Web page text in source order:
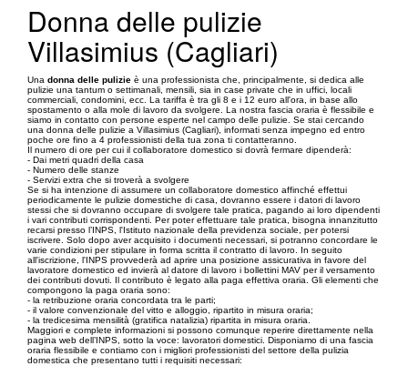
Donna delle pulizie
Villasimius (Cagliari)
Una donna delle pulizie è una professionista che, principalmente, si dedica alle
pulizie una tantum o settimanali, mensili, sia in case private che in uffici, locali
commerciali, condomini, ecc. La tariffa è tra gli 8 e i 12 euro all'ora, in base allo
spostamento o alla mole di lavoro da svolgere. La nostra fascia oraria è flessibile e
siamo in contatto con persone esperte nel campo delle pulizie. Se stai cercando
una donna delle pulizie a Villasimius (Cagliari), informati senza impegno ed entro
poche ore fino a 4 professionisti della tua zona ti contatteranno.
Il numero di ore per cui il collaboratore domestico si dovrà fermare dipenderà:
- Dai metri quadri della casa
- Numero delle stanze
- Servizi extra che si troverà a svolgere
Se si ha intenzione di assumere un collaboratore domestico affinché effettui
periodicamente le pulizie domestiche di casa, dovranno essere i datori di lavoro
stessi che si dovranno occupare di svolgere tale pratica, pagando ai loro dipendenti
i vari contributi corrispondenti. Per poter effettuare tale pratica, bisogna innanzitutto
recarsi presso l’INPS, l'Istituto nazionale della previdenza sociale, per potersi
iscrivere. Solo dopo aver acquisito i documenti necessari, si potranno concordare le
varie condizioni per stipulare in forma scritta il contratto di lavoro. In seguito
all'iscrizione, l'INPS provvederà ad aprire una posizione assicurativa in favore del
lavoratore domestico ed invierà al datore di lavoro i bollettini MAV per il versamento
dei contributi dovuti. Il contributo è legato alla paga effettiva oraria. Gli elementi che
compongono la paga oraria sono:
- la retribuzione oraria concordata tra le parti;
- il valore convenzionale del vitto e alloggio, ripartito in misura oraria;
- la tredicesima mensilità (gratifica natalizia) ripartita in misura oraria.
Maggiori e complete informazioni si possono comunque reperire direttamente nella
pagina web dell’INPS, sotto la voce: lavoratori domestici. Disponiamo di una fascia
oraria flessibile e contiamo con i migliori professionisti del settore della pulizia
domestica che presentano tutti i requisiti necessari: